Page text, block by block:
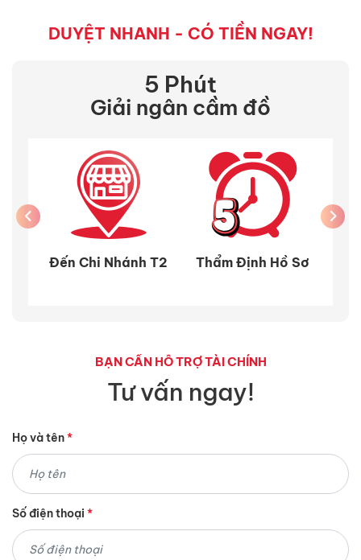
DUYỆT NHANH - CÓ TIỀN NGAY!
5 Phút
Giải ngân cầm đồ
Đến Chi Nhánh T2 Thẩm Định Hồ Sơ
BẠN CẦN HỖ TRỢ TÀI CHÍNH
Tư vấn ngay!
Họ và tên*
Số điện thoại *